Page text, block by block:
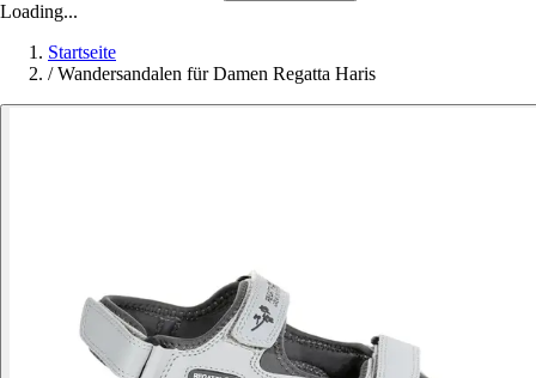
Loading...
Startseite
/ Wandersandalen für Damen Regatta Haris